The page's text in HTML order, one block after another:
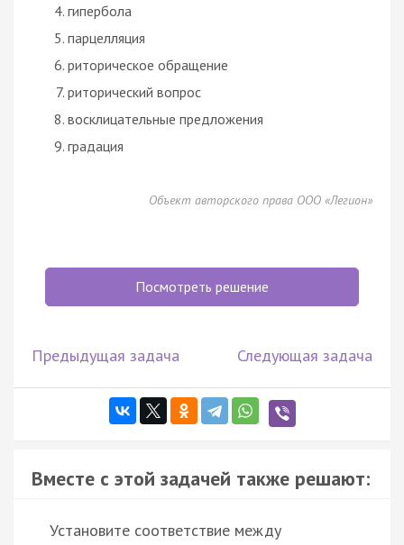
гипербола
парцелляция
риторическое обращение
риторический вопрос
восклицательные предложения
градация
Объект авторского права ООО «Легион»
Посмотреть решение
Предыдущая задача Следующая задача
Вместе с этой задачей также решают:
Установите соответствие между